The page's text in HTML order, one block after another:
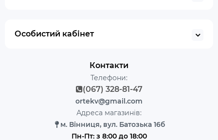
Особистий кабінет
Контакти
Телефони:
(067) 328-81-47
ortekv@gmail.com
Адреса магазинів:
м. Вінниця, вул. Батозька 16б
Пн-Пт: з 8:00 до 18:00